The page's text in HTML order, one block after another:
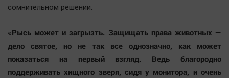
сомнительном решении.
«Рысь может и загрызть. Защищать права животных —
дело святое, но не так все однозначно, как может
показаться на первый взгляд. Ведь благородно
поддерживать хищного зверя, сидя у монитора, и очень